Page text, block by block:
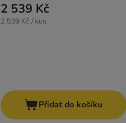
2 539 Kč
2 539 Kč / kus
Přidat do košíku